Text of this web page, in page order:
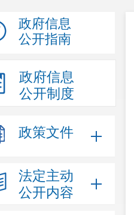
政府信息
公开指南
政府信息
公开制度
政策文件
法定主动
公开内容